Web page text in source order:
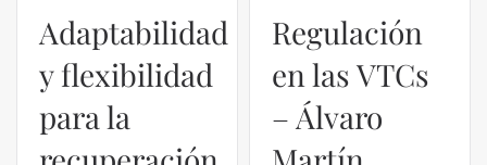
Regulación
en las VTCs
– Álvaro
El caso de